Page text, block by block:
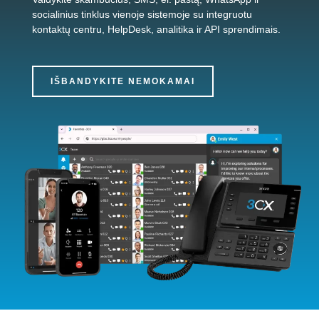
socialinius tinklus vienoje sistemoje su integruotu
kontaktų centru, HelpDesk, analitika ir API sprendimais.
IŠBANDYKITE NEMOKAMAI